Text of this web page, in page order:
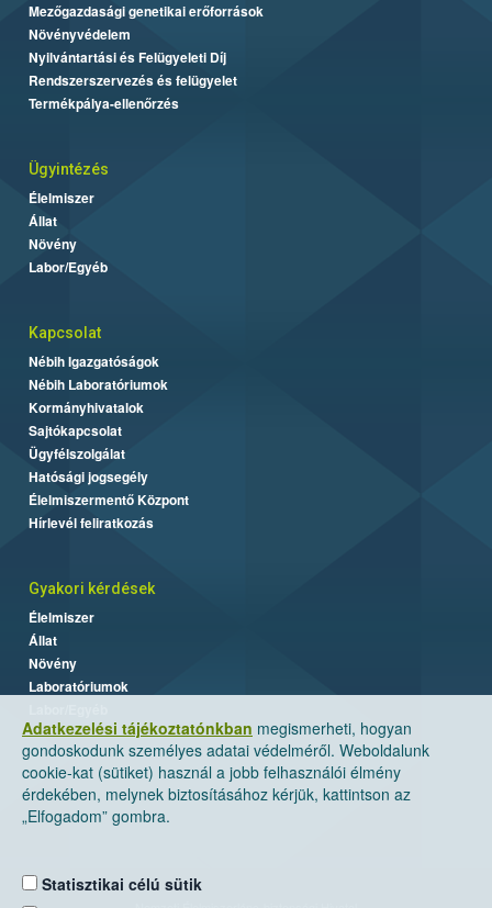
Adatkezelési tájékoztatónkban megismerheti, hogyan
gondoskodunk személyes adatai védelméről. Weboldalunk
cookie-kat (sütiket) használ a jobb felhasználói élmény
érdekében, melynek biztosításához kérjük, kattintson az
„Elfogadom” gombra.
Statisztikai célú sütik
Mezőgazdasági genetikai erőforrások
Növényvédelem
Nyilvántartási és Felügyeleti Díj
Rendszerszervezés és felügyelet
Termékpálya-ellenőrzés
Ügyintézés
Élelmiszer
Állat
Növény
Labor/Egyéb
Kapcsolat
Nébih Igazgatóságok
Nébih Laboratóriumok
Kormányhivatalok
Sajtókapcsolat
Ügyfélszolgálat
Hatósági jogsegély
Élelmiszermentő Központ
Hírlevél feliratkozás
Gyakori kérdések
Élelmiszer
Állat
Növény
Laboratóriumok